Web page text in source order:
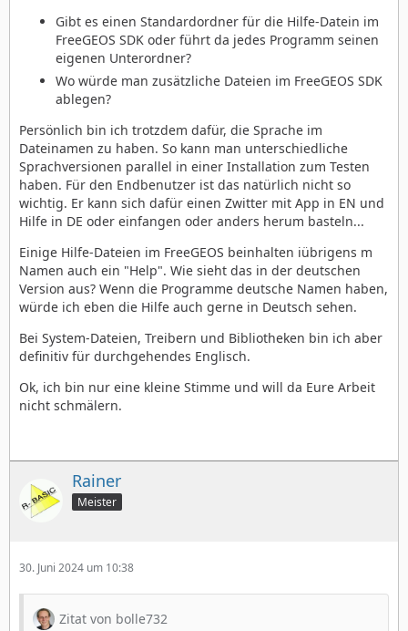
Gibt es einen Standardordner für die Hilfe-Datein im
FreeGEOS SDK oder führt da jedes Programm seinen
eigenen Unterordner?
Wo würde man zusätzliche Dateien im FreeGEOS SDK
ablegen?
Persönlich bin ich trotzdem dafür, die Sprache im
Dateinamen zu haben. So kann man unterschiedliche
Sprachversionen parallel in einer Installation zum Testen
haben. Für den Endbenutzer ist das natürlich nicht so
wichtig. Er kann sich dafür einen Zwitter mit App in EN und
Hilfe in DE oder einfangen oder anders herum basteln...
Einige Hilfe-Dateien im FreeGEOS beinhalten iübrigens m
Namen auch ein "Help". Wie sieht das in der deutschen
Version aus? Wenn die Programme deutsche Namen haben,
würde ich eben die Hilfe auch gerne in Deutsch sehen.
Bei System-Dateien, Treibern und Bibliotheken bin ich aber
definitiv für durchgehendes Englisch.
Ok, ich bin nur eine kleine Stimme und will da Eure Arbeit
nicht schmälern.
Rainer
Meister
30. Juni 2024 um 10:38
Zitat von bolle732